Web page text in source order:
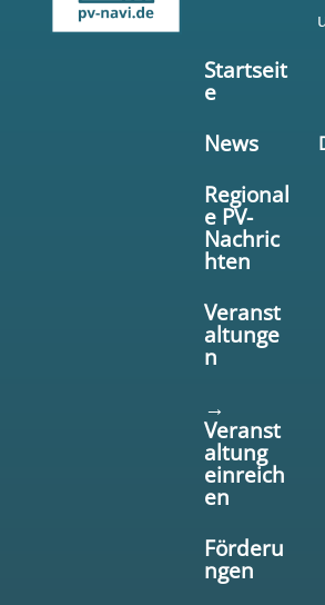
Startseit
e
News
Regional
e PV-
Nachric
hten
Veranst
altunge
n
→
Veranst
altung
einreich
en
Förderu
ngen